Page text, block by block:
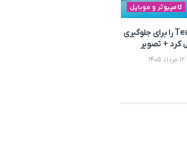
کامپیوتر و موبایل
مایکروسافت اپلیکیشن Teams را برای جلوگیری
کرد + تصویر